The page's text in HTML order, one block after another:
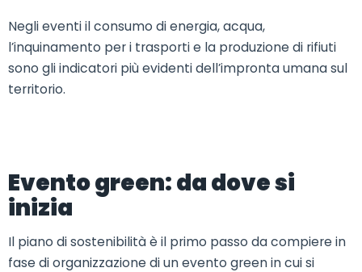
Negli eventi il consumo di energia, acqua,
l’inquinamento per i trasporti e la produzione di rifiuti
sono gli indicatori più evidenti dell’impronta umana sul
territorio.
Evento green: da dove si
inizia
Il piano di sostenibilità è il primo passo da compiere in
fase di organizzazione di un evento green in cui si